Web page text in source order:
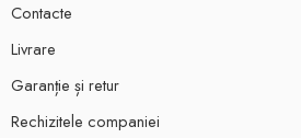
Contacte
Livrare
Garanție și retur
Rechizitele companiei